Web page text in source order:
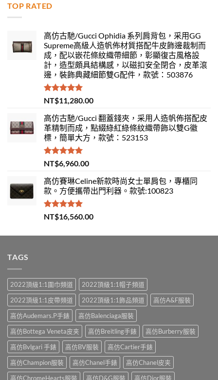
TOP RATED
高仿古馳/Gucci Ophidia 系列肩背包，采用GG
Supreme高級人造帆佈材質搭配牛皮飾邊裁制而
成，配以嵌花條紋織帶細節，彰顯復古風格設
計，造型頗具結構感，以磁扣安全閉合，皮革滾
邊，裝飾典藏細節雙G配件，款號：503876
評分5.00
滿分 5
NT$11,280.00
高仿古馳/Gucci 翻蓋錢夾，采用人造帆佈搭配皮
革精制而成，點綴綠紅綠條紋織帶飾以雙G徽
標，簡單大方，款號：523153
評分 5.00
滿分 5
NT$6,960.00
高仿賽琳Celine新款時尚女士單肩包，專櫃同
款。方便攜帶出門利器。款號:100823
評分5.00
滿分 5
NT$16,560.00
TAGS
2022頂級1:1圍巾頻道
2022頂級1:1帽子頻道
2022頂級1:1皮帶頻道
2022頂級1:1飾品頻道
高仿A&F服裝
高仿Audemars.P手錶
高仿Balenciaga服裝
高仿Bottega Veneta皮夹
高仿Breitling手錶
高仿Burberry服裝
高仿Bvlgari 手錶
高仿BV服裝
高仿Cartier手錶
高仿Champion服裝
高仿Chanel手錶
高仿Chanel皮夹
高仿ChromeHearts服裝
高仿D&G服裝 高仿Dior服裝